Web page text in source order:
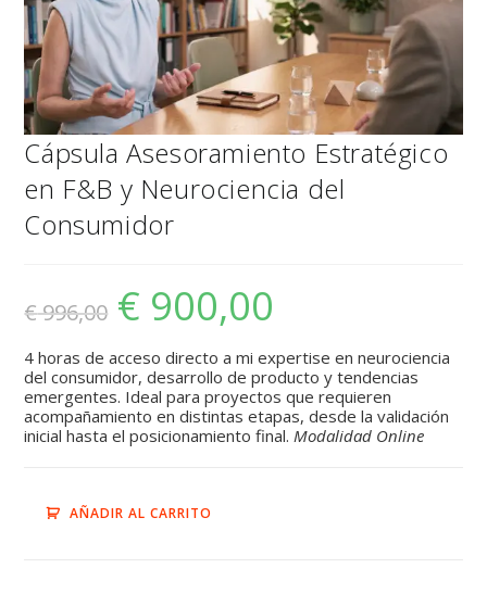
Cápsula Asesoramiento Estratégico
en F&B y Neurociencia del
Consumidor
€996,00 € 900,00
4 horas de acceso directo a mi expertise en neurociencia
del consumidor, desarrollo de producto y tendencias
emergentes. Ideal para proyectos que requieren
acompañamiento en distintas etapas, desde la validación
inicial hasta el posicionamiento final.Modalidad Online
AÑADIR AL CARRITO